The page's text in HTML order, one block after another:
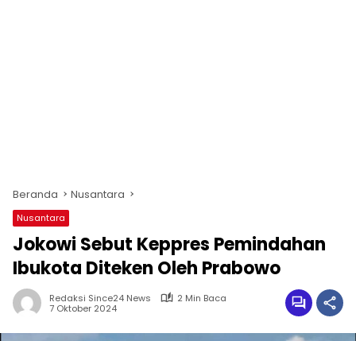
Beranda Nusantara
Nusantara
Jokowi Sebut Keppres Pemindahan
Ibukota Diteken Oleh Prabowo
Redaksi Since24 News
2 Min Baca
7 Oktober 2024